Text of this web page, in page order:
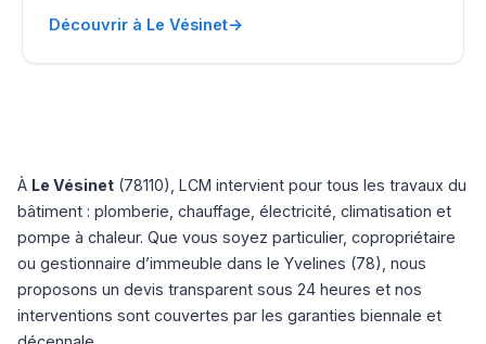
Découvrir à Le Vésinet→
À Le Vésinet (78110), LCM intervient pour tous les travaux du
bâtiment : plomberie, chauffage, électricité, climatisation et
pompe à chaleur. Que vous soyez particulier, copropriétaire
ou gestionnaire d’immeuble dans le Yvelines (78), nous
proposons un devis transparent sous 24 heures et nos
interventions sont couvertes par les garanties biennale et